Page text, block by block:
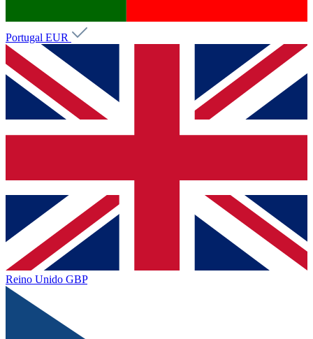
Portugal EUR
Reino Unido GBP